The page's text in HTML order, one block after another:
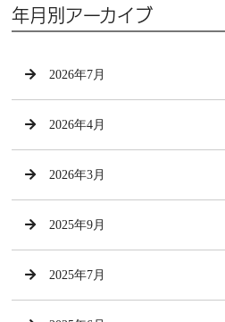
年月別アーカイブ
2026年7月
2026年4月
2026年3月
2025年9月
2025年7月